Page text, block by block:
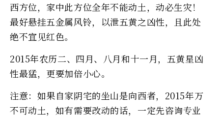
西方位，家中此方位全年不能动土，动必生灾！
最好悬挂五金属风铃，以泄五黄之凶性，且此处
绝不宜见红色。
2015年农历二、四月、八月和十一月，五黄星凶
性最猛，更要加倍小心。
注意：如果自家阴宅的坐山是向西者，2015年万
不可动土，如有需要改动的话，一定先咨询专业